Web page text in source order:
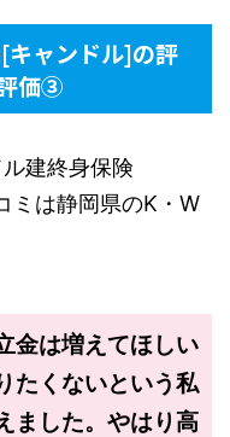
ャンドル]の評
価③
建終身保険
ミは静岡県のK・W
金は増えてほしい
たくないという私
ました。やはり高